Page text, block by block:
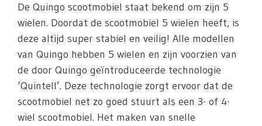
De Quingo scootmobiel staat bekend om zijn 5
wielen. Doordat de scootmobiel 5 wielen heeft, is
deze altijd super stabiel en veilig! Alle modellen
van Quingo hebben 5 wielen en zijn voorzien van
de door Quingo geïntroduceerde technologie
‘Quintell’. Deze technologie zorgt ervoor dat de
scootmobiel net zo goed stuurt als een 3- of 4-
wiel scootmobiel. Het maken van snelle